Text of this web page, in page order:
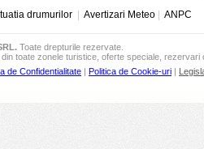
drumurilor Avertizari Meteo ANPC
Toate drepturile rezervate.
toate zonele turistice, oferte speciale, rezervari
de Confidentialitate | Politica de Cookie-uri |